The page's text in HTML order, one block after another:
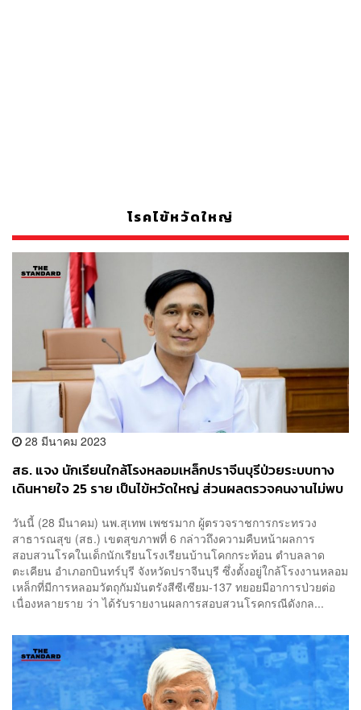
โรคไข้หวัดใหญ่
28 มีนาคม 2023
สธ. แจง นักเรียนใกล้โรงหลอมเหล็กปราจีนบุรีป่วยระบบทาง
เดินหายใจ 25 ราย เป็นไข้หวัดใหญ่ ส่วนผลตรวจคนงานไม่พบ
วันนี้ (28 มีนาคม) นพ.สุเทพ เพชรมาก ผู้ตรวจราชการกระทรวง
สาธารณสุข (สธ.) เขตสุขภาพที่ 6 กล่าวถึงความคืบหน้าผลการ
สอบสวนโรคในเด็กนักเรียนโรงเรียนบ้านโคกกระท้อน ตำบลลาด
ตะเคียน อำเภอกบินทร์บุรี จังหวัดปราจีนบุรี ซึ่งตั้งอยู่ใกล้โรงงานหลอม
เหล็กที่มีการหลอมวัตถุกัมมันตรังสีซีเซียม-137 ทยอยมีอาการป่วยต่อ
เนื่องหลายราย ว่า ได้รับรายงานผลการสอบสวนโรคกรณีดังกล...